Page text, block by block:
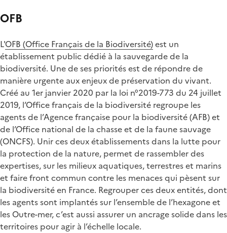
OFB
L'OFB (Office Français de la Biodiversité)est un
établissement public dédié à la sauvegarde de la
biodiversité. Une de ses priorités est de répondre de
manière urgente aux enjeux de préservation du vivant.
Créé au 1er janvier 2020 par la loi n°2019-773 du 24 juillet
2019, l’Office français de la biodiversité regroupe les
agents de l’Agence française pour la biodiversité (AFB) et
de l’Office national de la chasse et de la faune sauvage
(ONCFS). Unir ces deux établissements dans la lutte pour
la protection de la nature, permet de rassembler des
expertises, sur les milieux aquatiques, terrestres et marins
et faire front commun contre les menaces qui pèsent sur
la biodiversité en France. Regrouper ces deux entités, dont
les agents sont implantés sur l’ensemble de l’hexagone et
les Outre-mer, c’est aussi assurer un ancrage solide dans les
territoires pour agir à l’échelle locale.